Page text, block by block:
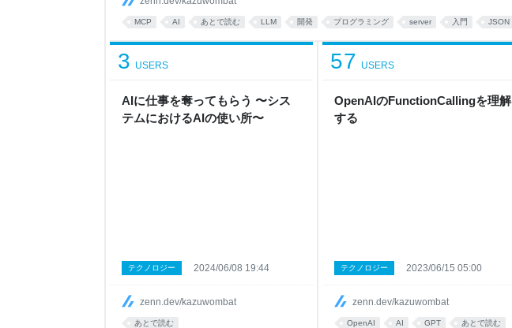
どこまでいってもすごく賢いチャットツールでしかなく、結局はテキストを返答
することしかできませんでした。 そのため、LLMアプ
MCP AI あとで読む LLM 開発 プログラミング server 入門 JSON
AIに仕事を奪ってもらう 〜シス
テムにおけるAIの使い所〜
3 USERS
zenn.dev/kazuwombat
テクノロジー 2024/06/08 19:44
あとで読む
OpenAIのFunctionCallingを理解
する
57 USERS
zenn.dev/kazuwombat
テクノロジー 2023/06/15 05:00
OpenAI AI GPT あとで読む